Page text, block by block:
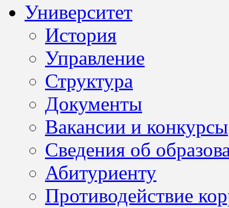
Университет
История
Управление
Структура
Документы
Вакансии и конкурсы
Сведения об
Абитуриенту
Противодействие